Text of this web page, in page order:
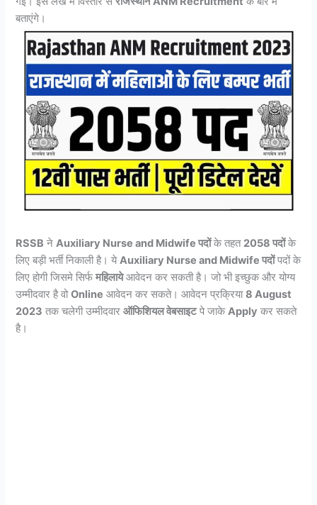
बताएंगे।
RSSB ने Auxiliary Nurse and Midwife पदोंके तहत 2058 पदोंके
लिए बड़ी भर्ती निकाली है। ये Auxiliary Nurse and Midwife पदोंपदों के
लिए होगी जिसमे सिर्फमहिलायेआवेदन कर सकती है। जो भी इच्छुक और योग्य
उम्मीदवार है वोOnline आवेदन कर सकते। आवेदन प्रक्रिया8 August
2023 तक चलेगी उम्मीदवारऑफिशियल वेबसाइटपे जाके Apply कर सकते
है।